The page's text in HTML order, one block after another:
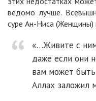
ведомо лучше.
суре Ан-Ниса (Женщины)
«…Живите с
даже если они
вам может
Аллах заложил